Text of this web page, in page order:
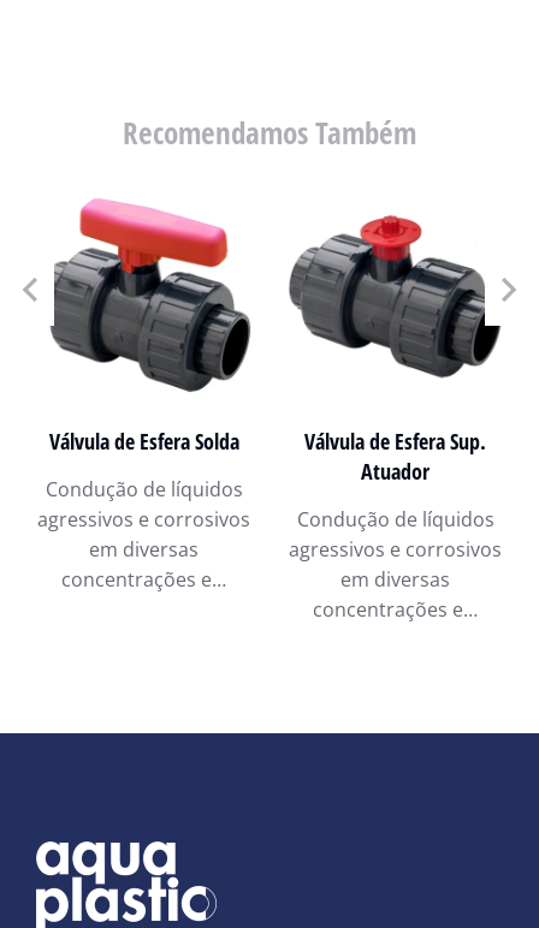
Recomendamos Também
Válvula de Esfera Solda
Condução de líquidos
agressivos e corrosivos
em diversas
concentrações e…
Válvula de Esfera Sup.
Atuador
Condução de líquidos
agressivos e corrosivos
em diversas
concentrações e…